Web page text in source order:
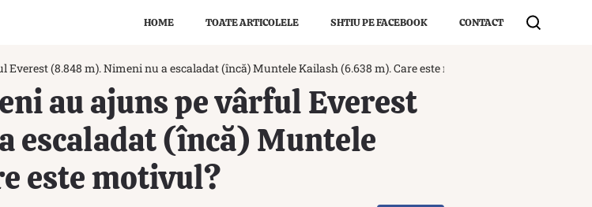
HOME TOATE ARTICOLELE SHTIU PE FACEBOOK CONTACT
(8.848 m). Nimeni nu a escaladat (încă) Muntele Kailash (6.638 m). Care este motivul?
au ajuns pe vârful Everest
escaladat (încă) Muntele
este motivul?